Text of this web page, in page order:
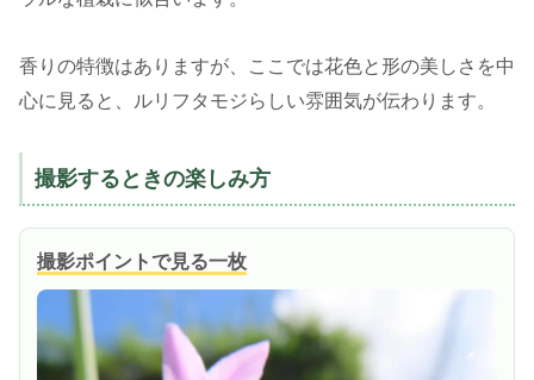
香りの特徴はありますが、ここでは花色と形の美しさを中
心に見ると、ルリフタモジらしい雰囲気が伝わります。
撮影するときの楽しみ方
撮影ポイントで見る一枚